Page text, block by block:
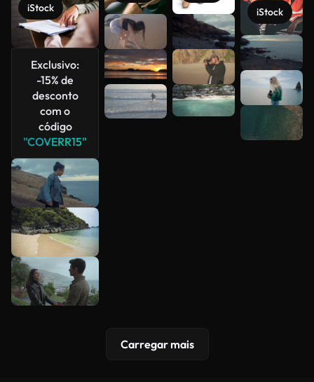
iStock
Exclusivo:
-15% de
desconto
com o
código
"COVERR15"
iStock
Veja mais
Carregar mais